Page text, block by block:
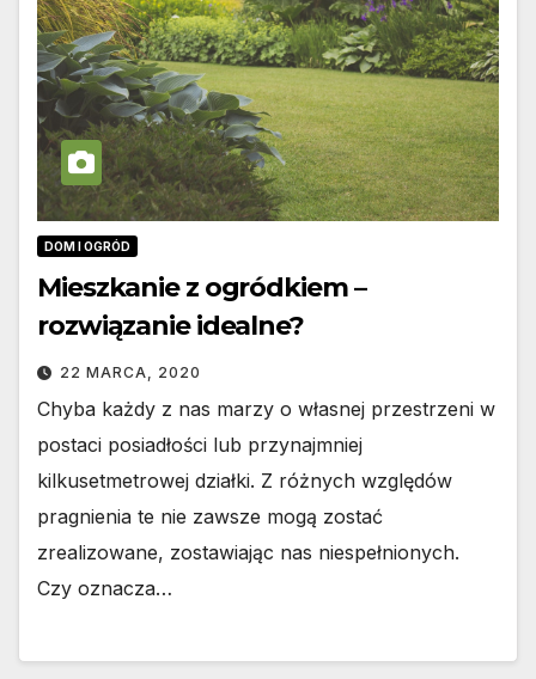
DOM I OGRÓD
Mieszkanie z ogródkiem –
rozwiązanie idealne?
22 MARCA, 2020
Chyba każdy z nas marzy o własnej przestrzeni w
postaci posiadłości lub przynajmniej
kilkusetmetrowej działki. Z różnych względów
pragnienia te nie zawsze mogą zostać
zrealizowane, zostawiając nas niespełnionych.
Czy oznacza…